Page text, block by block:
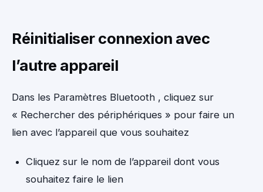
Réinitialiser connexion avec
l’autre appareil
Dans les Paramètres Bluetooth , cliquez sur
« Rechercher des périphériques » pour faire un
lien avec l’appareil que vous souhaitez
Cliquez sur le nom de l’appareil dont vous
souhaitez faire le lien